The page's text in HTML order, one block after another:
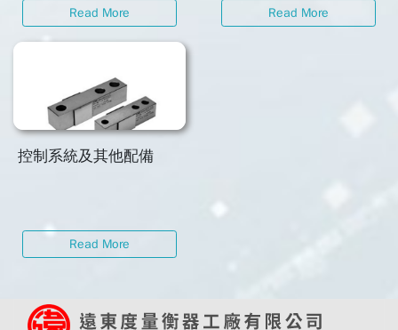
Read More Read More
控制系統及其他配備
Read More